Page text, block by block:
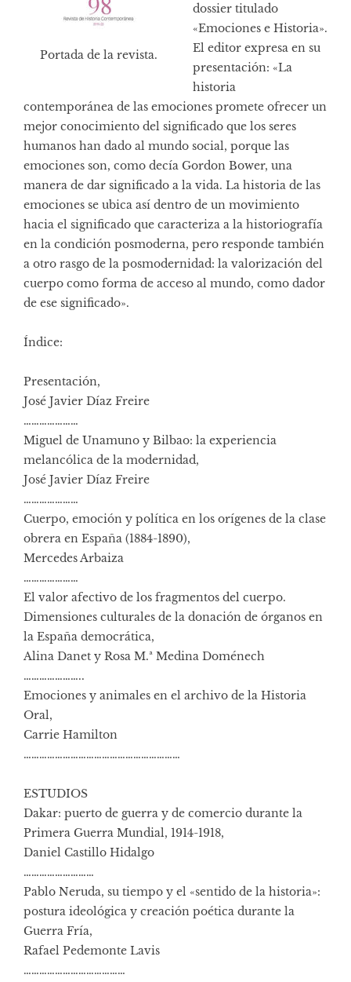
Portada de la revista.
dossier titulado
«Emociones e Historia».
El editor expresa en su
presentación: «La
historia
contemporánea de las emociones promete ofrecer un
mejor conocimiento del significado que los seres
humanos han dado al mundo social, porque las
emociones son, como decía Gordon Bower, una
manera de dar significado a la vida. La historia de las
emociones se ubica así dentro de un movimiento
hacia el significado que caracteriza a la historiografía
en la condición posmoderna, pero responde también
a otro rasgo de la posmodernidad: la valorización del
cuerpo como forma de acceso al mundo, como dador
de ese significado».
Índice:
Presentación,
José Javier Díaz Freire
…………………
Miguel de Unamuno y Bilbao: la experiencia
melancólica de la modernidad,
José Javier Díaz Freire
…………………
Cuerpo, emoción y política en los orígenes de la clase
obrera en España (1884-1890),
Mercedes Arbaiza
…………………
El valor afectivo de los fragmentos del cuerpo.
Dimensiones culturales de la donación de órganos en
la España democrática,
Alina Danet y Rosa M.ª Medina Doménech
…………………..
Emociones y animales en el archivo de la Historia
Oral,
Carrie Hamilton
……………………………………………………
ESTUDIOS
Dakar: puerto de guerra y de comercio durante la
Primera Guerra Mundial, 1914-1918,
Daniel Castillo Hidalgo
………………………
Pablo Neruda, su tiempo y el «sentido de la historia»:
postura ideológica y creación poética durante la
Guerra Fría,
Rafael Pedemonte Lavis
…………………………………